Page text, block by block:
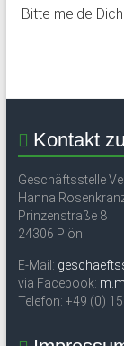
Bitte melde
Kontakt
Geschäftsstelle
Hanna
Prinzenstraße 8
24306 Plön
E-Mail:
via Facebook:
Telefon: +49 (0)